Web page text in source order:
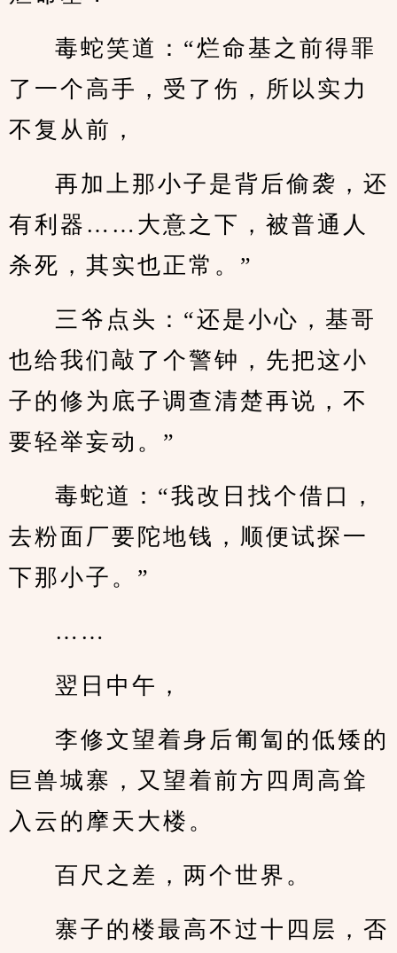
毒蛇笑道：“烂命基之前得罪
了一个高手，受了伤，所以实力
不复从前，
再加上那小子是背后偷袭，还
有利器……大意之下，被普通人
杀死，其实也正常。”
三爷点头：“还是小心，基哥
也给我们敲了个警钟，先把这小
子的修为底子调查清楚再说，不
要轻举妄动。”
毒蛇道：“我改日找个借口，
去粉面厂要陀地钱，顺便试探一
下那小子。”
……
翌日中午，
李修文望着身后匍匐的低矮的
巨兽城寨，又望着前方四周高耸
入云的摩天大楼。
百尺之差，两个世界。
寨子的楼最高不过十四层，否